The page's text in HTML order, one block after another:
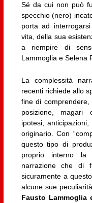
Sé da cui non può
specchio (nero)
porta ad
vita, della sua
a riempire di
Lammoglia e Selena
La complessità
recenti richiede allo
fine di
posizione, magari
ipotesi,
originario. Con
questo tipo di
proprio interno
narrazione che di
sicuramente a
alcune sue
Fausto Lammoglia